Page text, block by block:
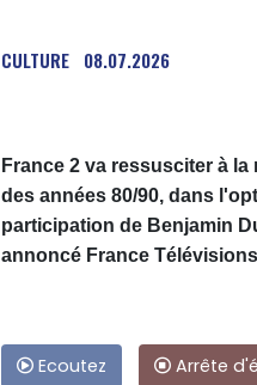
CULTURE 08.07.2026
France 2 va ressusciter à
des années 80/90, dans
participation de Benjamin
annoncé France
Ecoutez Arrête